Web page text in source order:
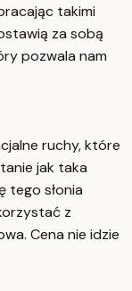
takimi
za sobą
pozwala nam
ruchy, które
jak taka
tego słonia
z
Cena nie idzie